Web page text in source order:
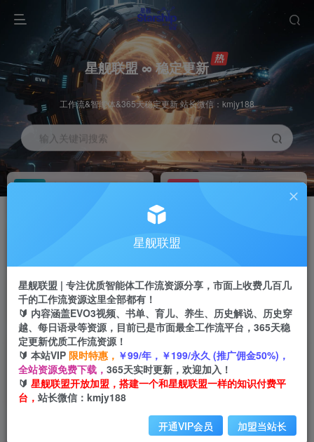
星舰联盟 ∞ 稳定更新
工作流&智能体&365天稳定更新 站长微信：kmjy188
输入关键词搜索
加入会员 工作流主页
每周免费工作流体验
站长招募
推荐
项目周期预估10年
星舰联盟
星舰联盟 | 专注优质智能体工作流资源分享，市面上收费几百几
千的工作流资源这里全部都有！
🔰 内容涵盖EVO3视频、书单、育儿、养生、历史解说、历史穿
越、每日语录等资源，目前已是市面最全工作流平台，365天稳
定更新优质工作流资源！
🔰 本站VIP 限时特惠， ￥99/年，￥199/永久 (推广佣金50%)，
全站资源免费下载， 365天实时更新，欢迎加入！
🔰 星舰联盟开放加盟，搭建一个和星舰联盟一样的知识付费平
台， 站长微信：kmjy188
开通VIP会员 加盟当站长